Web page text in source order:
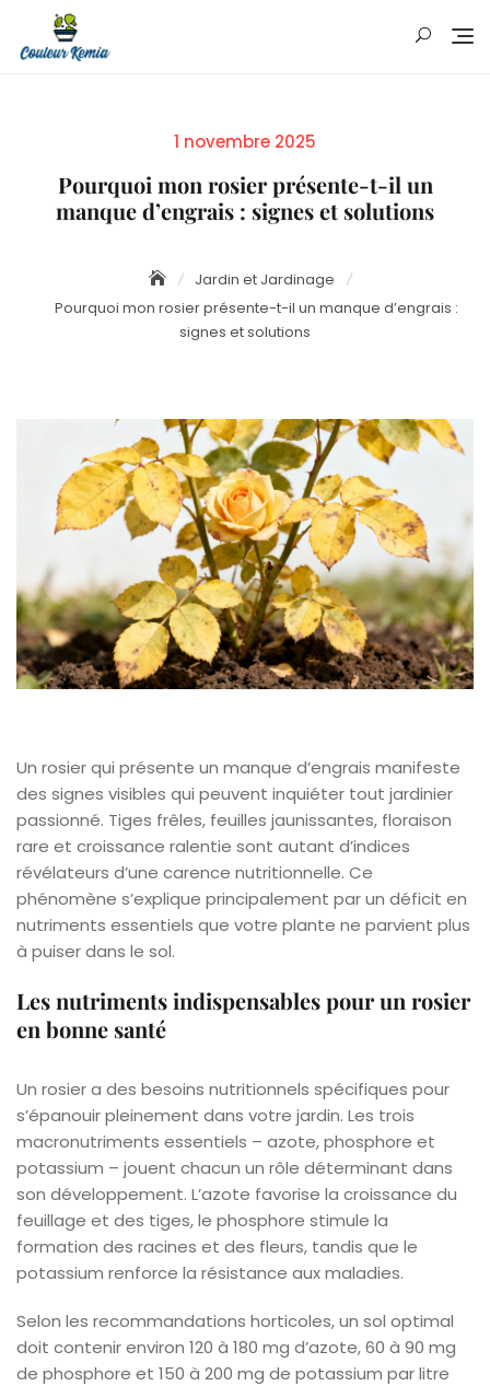
content
Posted
1 novembre 2025
Pourquoi mon rosier présente-t-il un
manque d’engrais : signes et solutions
Jardin et Jardinage
Pourquoi mon rosier présente-t-il un manque d’engrais :
signes et solutions
Un rosier qui présente un manque d’engrais manifeste
des signes visibles qui peuvent inquiéter tout jardinier
passionné. Tiges frêles, feuilles jaunissantes, floraison
rare et croissance ralentie sont autant d’indices
révélateurs d’une carence nutritionnelle. Ce
phénomène s’explique principalement par un déficit en
nutriments essentiels que votre plante ne parvient plus
à puiser dans le sol.
Les nutriments indispensables pour un rosier
en bonne santé
Un rosier a des besoins nutritionnels spécifiques pour
s’épanouir pleinement dans votre jardin. Les trois
macronutriments essentiels – azote, phosphore et
potassium – jouent chacun un rôle déterminant dans
son développement. L’azote favorise la croissance du
feuillage et des tiges, le phosphore stimule la
formation des racines et des fleurs, tandis que le
potassium renforce la résistance aux maladies.
Selon les recommandations horticoles, un sol optimal
doit contenir environ 120 à 180 mg d’azote, 60 à 90 mg
de phosphore et 150 à 200 mg de potassium par litre